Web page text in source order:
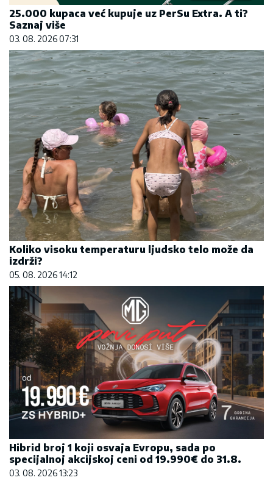
25.000 kupaca već kupuje uz PerSu Extra. A ti?
Saznaj više
03. 08. 2026 07:31
Koliko visoku temperaturu ljudsko telo može da
izdrži?
05. 08. 2026 14:12
Hibrid broj 1 koji osvaja Evropu, sada po
specijalnoj akcijskoj ceni od 19.990€ do 31.8.
03. 08. 2026 13:23